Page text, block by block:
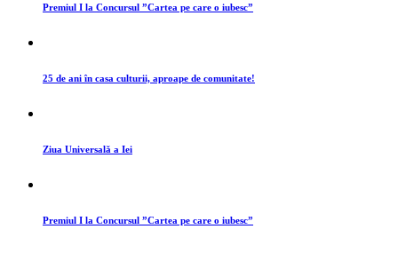
Premiul I la Concursul ”Cartea pe care o iubesc”
25 de ani în casa culturii, aproape de comunitate!
Ziua Universală a Iei
Premiul I la Concursul ”Cartea pe care o iubesc”